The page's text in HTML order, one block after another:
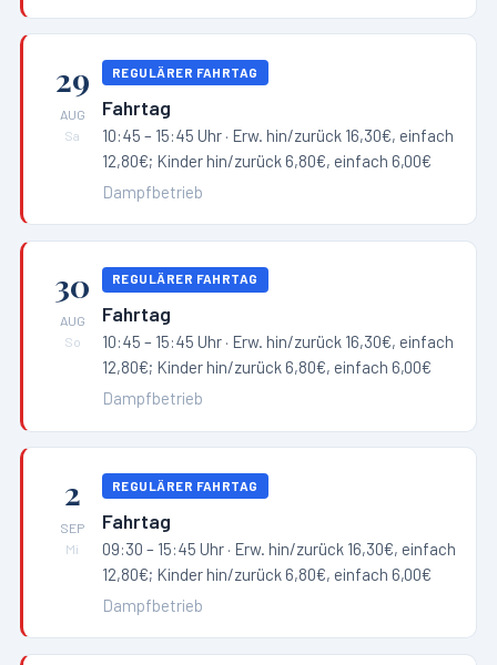
29
AUG
Sa
REGULÄRER FAHRTAG
Fahrtag
10:45 – 15:45 Uhr · Erw. hin/zurück 16,30€, einfach
12,80€; Kinder hin/zurück 6,80€, einfach 6,00€
Dampfbetrieb
30
AUG
So
REGULÄRER FAHRTAG
Fahrtag
10:45 – 15:45 Uhr · Erw. hin/zurück 16,30€, einfach
12,80€; Kinder hin/zurück 6,80€, einfach 6,00€
Dampfbetrieb
2
SEP
Mi
REGULÄRER FAHRTAG
Fahrtag
09:30 – 15:45 Uhr · Erw. hin/zurück 16,30€, einfach
12,80€; Kinder hin/zurück 6,80€, einfach 6,00€
Dampfbetrieb